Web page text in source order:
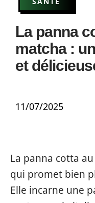
La panna
matcha :
et
11/07/2025
La panna cotta
qui promet bien
Elle incarne une